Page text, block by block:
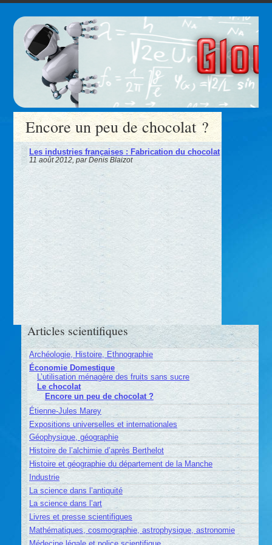
Encore un peu de chocolat ?
Les industries françaises : Fabrication du chocolat
11 août 2012, par Denis Blaizot
Articles scientifiques
Archéologie, Histoire, Ethnographie
Économie Domestique
L’utilisation ménagère des fruits sans sucre
Le chocolat
Encore un peu de chocolat ?
Étienne-Jules Marey
Expositions universelles et internationales
Géophysique, géographie
Histoire de l’alchimie d’après Berthelot
Histoire et géographie du département de la Manche
Industrie
La science dans l’antiquité
La science dans l’art
Livres et presse scientifiques
Mathématiques, cosmographie, astrophysique, astronomie